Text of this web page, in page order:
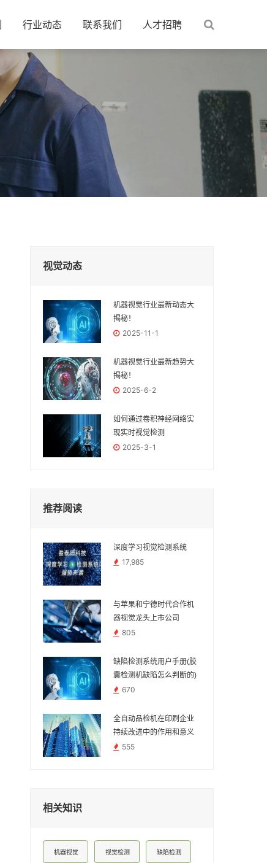
行业动态 联系我们 人才招聘
视觉动态
机器视觉行业最新动态大
揭秘！
2025-11-1
机器视觉行业最新趋势大
揭秘！
2025-6-2
如何通过卷积神经网络实
现实时视觉检测
2025-3-1
推荐阅读
深度学习视觉检测系统
17,985
与苹果和宁德时代合作机
器视觉龙头上市公司
805
缺陷检测系统用户手册(胶
囊检测机缺陷怎么判断的)
670
全自动品检机在印刷企业
持续改进中的作用和意义
555
相关知识
机器视觉 视觉检测 缺陷检测